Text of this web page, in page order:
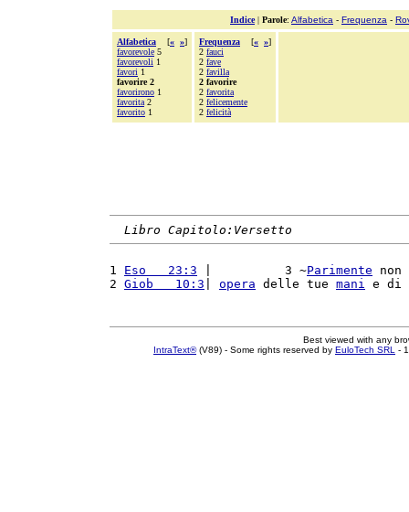
Indice| Parole: Alfabetica - Frequenza -
Alfabetica [« »]
favorevole 5
favorevoli 1
favori 1
favorire 2
favorirono 1
favorita 2
favorito 1
Frequenza [« »]
2 fauci
2 fave
2 favilla
2 favorire
2 favorita
2 felicemente
2 felicità
Libro Capitolo:Versetto
1 Eso   23:3 |          3 ~Parimente non
2 Giob   10:3 opera delle tue mani e di
Best viewed with any
IntraText®(V89) - Some rights reserved by EuloTech SRL -